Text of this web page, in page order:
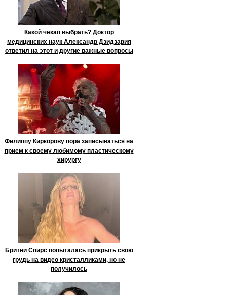
Какой чекап выбрать? Доктор
медицинских наук Александр Дзидзария
ответил на этот и другие важные вопросы
Филиппу Киркорову пора записываться на
прием к своему любимому пластическому
хирургу
Бритни Спирс попыталась прикрыть свою
грудь на видео кристалликами, но не
получилось